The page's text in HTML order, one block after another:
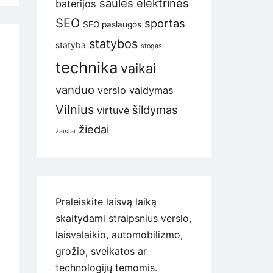
baterijos saulės elektrinės
SEO SEO paslaugos sportas
statyba statybos stogas
technika vaikai
vanduo verslo valdymas
Vilnius virtuvė šildymas
žaislai žiedai
Praleiskite laisvą laiką
skaitydami straipsnius verslo,
laisvalaikio, automobilizmo,
grožio, sveikatos ar
technologijų temomis.